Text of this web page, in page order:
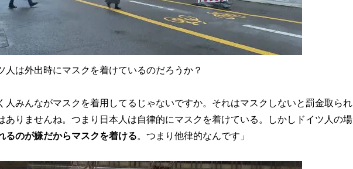
は外出時にマスクを着けているのだろうか？
人みんながマスクを着用してるじゃないですか。それはマスクしないと罰金取られ
ありませんね。つまり日本人は自律的にマスクを着けている。しかしドイツ人の場
るのが嫌だからマスクを着ける。つまり他律的なんです」